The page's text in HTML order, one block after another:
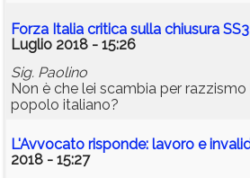
Forza Italia critica sulla chiusura
Luglio 2018 - 15:26
Sig. Paolino
Non è che lei scambia per razzismo
popolo italiano?
L'Avvocato risponde: lavoro e
2018 - 15:27